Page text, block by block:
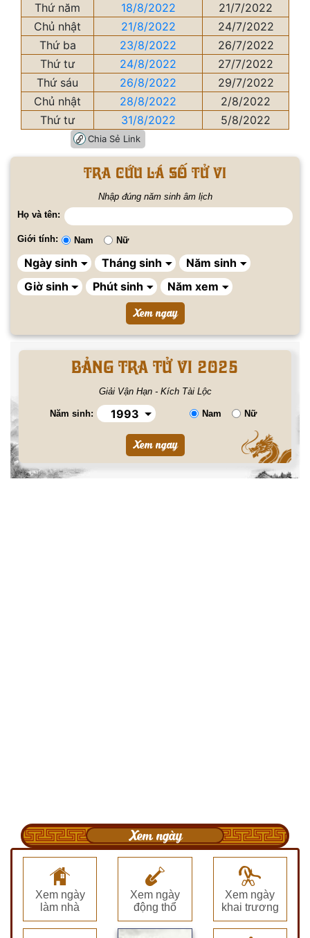
Thứ năm
18/8/2022
21/7/2022
Chủ nhật
21/8/2022
24/7/2022
Thứ ba
23/8/2022
26/7/2022
Thứ tư
24/8/2022
27/7/2022
Thứ sáu
26/8/2022
29/7/2022
Chủ nhật
28/8/2022
2/8/2022
Thứ tư
31/8/2022 5/8/2022
Chia Sẻ Link
Tra cứu lá số tử vi
Nhập đúng năm sinh âm lịch
Họ và tên:
Giới tính: Nam Nữ
BẢNG TRA TỬ VI 2025
Giải Vận Hạn - Kích Tài Lộc
Năm sinh: Nam Nữ
Xem ngày
Xem ngày
làm nhà
Xem ngày
động thổ
Xem ngày
khai trương